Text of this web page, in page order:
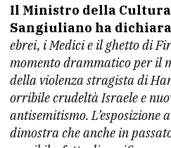
Il Ministro della
Sangiuliano ha
ebrei, i Medici e il ghetto di
momento drammatico per il
della violenza stragista di
orribile crudeltà Israele e
antisemitismo. L’esposizione
dimostra che anche in